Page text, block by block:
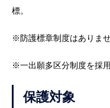
標。
※防護標章制度はありま
※一出願多区分制度を採用
保護対象